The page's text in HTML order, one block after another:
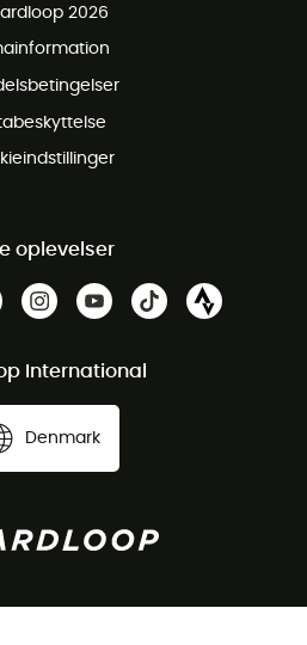
2026
oplevelser
International
Denmark